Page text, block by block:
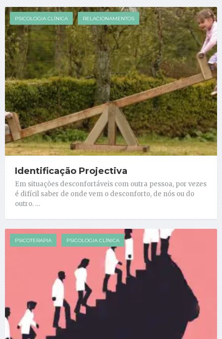
PSICOLOGIA CLÍNICA RELACIONAMENTOS
Identificação Projectiva
Em situações desconfortáveis com outra pessoa, por vezes
é difícil saber de onde vem o desconforto, de nós ou do
outro. …
PSICOTERAPIA PSICOLOGIA CLÍNICA